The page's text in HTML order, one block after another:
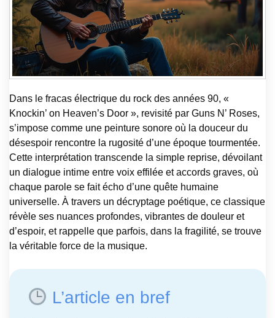
Dans le fracas électrique du rock des années 90, «
Knockin’ on Heaven’s Door », revisité par Guns N’ Roses,
s’impose comme une peinture sonore où la douceur du
désespoir rencontre la rugosité d’une époque tourmentée.
Cette interprétation transcende la simple reprise, dévoilant
un dialogue intime entre voix effilée et accords graves, où
chaque parole se fait écho d’une quête humaine
universelle. À travers un décryptage poétique, ce classique
révèle ses nuances profondes, vibrantes de douleur et
d’espoir, et rappelle que parfois, dans la fragilité, se trouve
la véritable force de la musique.
L’article en bref